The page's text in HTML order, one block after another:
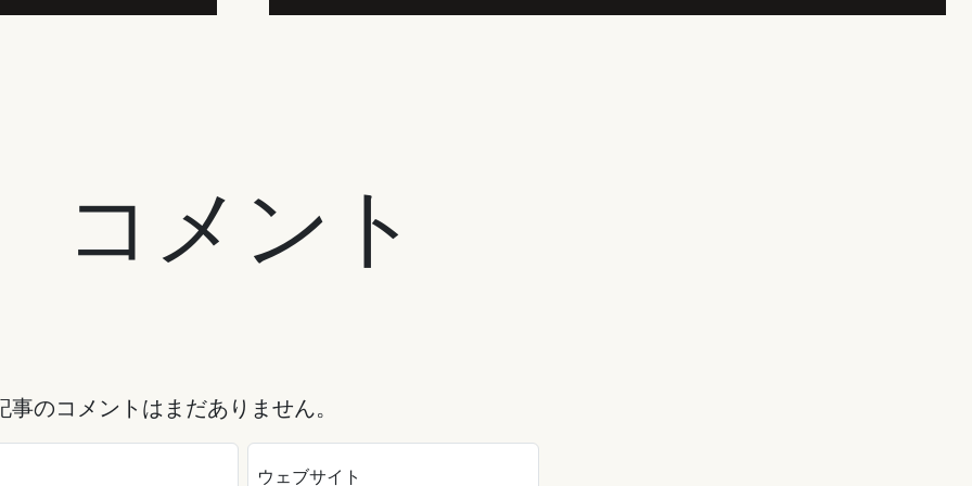
コメント
事のコメントはまだありません。
ウェブサイト